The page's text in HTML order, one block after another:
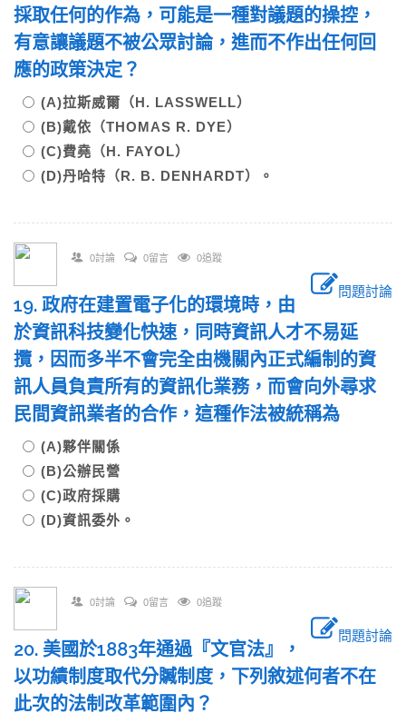
採取任何的作為，可能是一種對議題的操控，
有意讓議題不被公眾討論，進而不作出任何回
應的政策決定？
(A)拉斯威爾（H. LASSWELL）
(B)戴依（THOMAS R. DYE）
(C)費堯（H. FAYOL）
(D)丹哈特（R. B. DENHARDT）。
0討論 0留言 0追蹤
問題討論
19. 政府在建置電子化的環境時，由
於資訊科技變化快速，同時資訊人才不易延
攬，因而多半不會完全由機關內正式編制的資
訊人員負責所有的資訊化業務，而會向外尋求
民間資訊業者的合作，這種作法被統稱為
(A)夥伴關係
(B)公辦民營
(C)政府採購
(D)資訊委外。
0討論 0留言 0追蹤
問題討論
20. 美國於1883年通過『文官法』，
以功績制度取代分贓制度，下列敘述何者不在
此次的法制改革範圍內？